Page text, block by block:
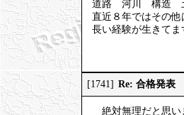
道路 河川 構造
直近８年ではその
長い経験が生きてま
[1741] Re: 合格発表
絶対無理だと思い